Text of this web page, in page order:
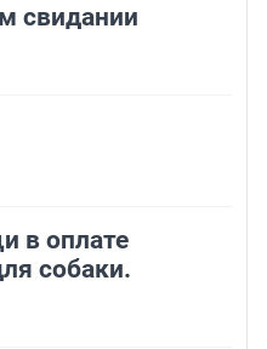
свидании
в оплате
собаки.